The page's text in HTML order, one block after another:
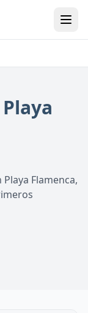
Playa
Flamenca,